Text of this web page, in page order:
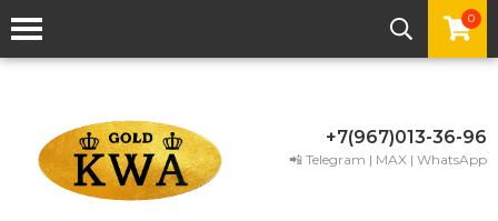
0
+7(967)013-36-96
📲 Telegram | MAX | WhatsApp